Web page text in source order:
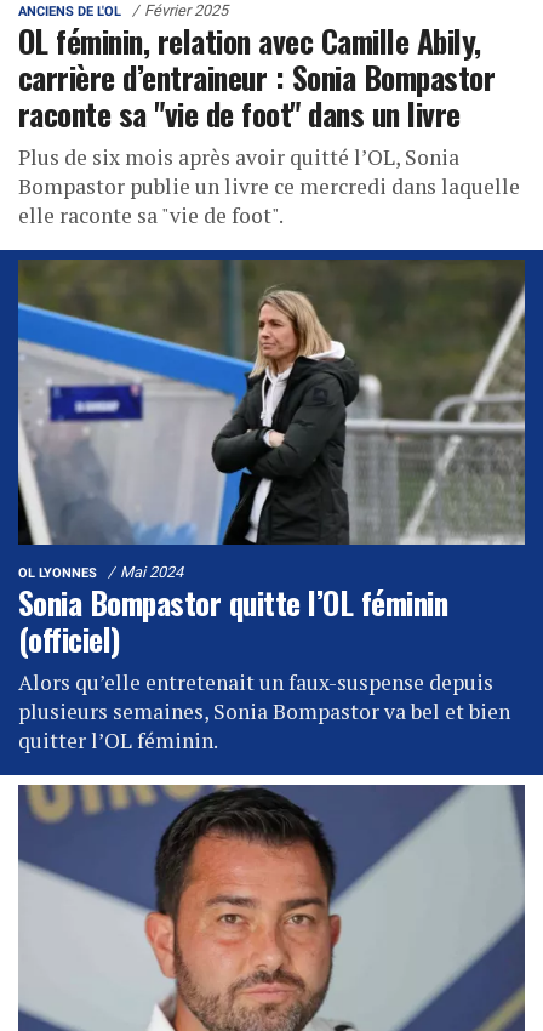
ANCIENS DE L'OL Février 2025
OL féminin, relation avec Camille Abily,
carrière d’entraineur : Sonia Bompastor
raconte sa "vie de foot" dans un livre
Plus de six mois après avoir quitté l’OL, Sonia
Bompastor publie un livre ce mercredi dans laquelle
elle raconte sa "vie de foot".
OL LYONNES Mai 2024
Sonia Bompastor quitte l’OL féminin
(officiel)
Alors qu’elle entretenait un faux-suspense depuis
plusieurs semaines, Sonia Bompastor va bel et bien
quitter l’OL féminin.